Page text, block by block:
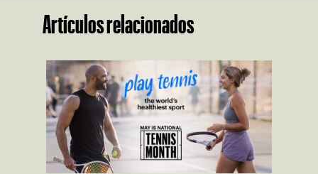
Artículos relacionados